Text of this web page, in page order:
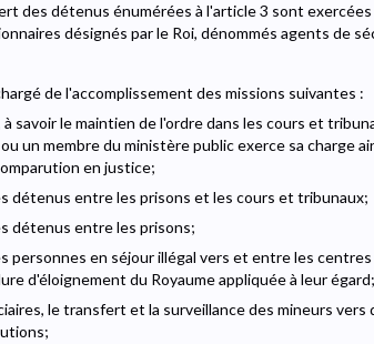
des détenus énumérées à l'article 3 sont
désignés par le Roi, dénommés agents de
de l'accomplissement des missions suivantes :
savoir le maintien de l'ordre dans les cours et
un membre du ministère public exerce sa charge
en justice;
détenus entre les prisons et les cours et tribunaux;
détenus entre les prisons;
personnes en séjour illégal vers et entre les
d'éloignement du Royaume appliquée à leur égard;
le transfert et la surveillance des mineurs